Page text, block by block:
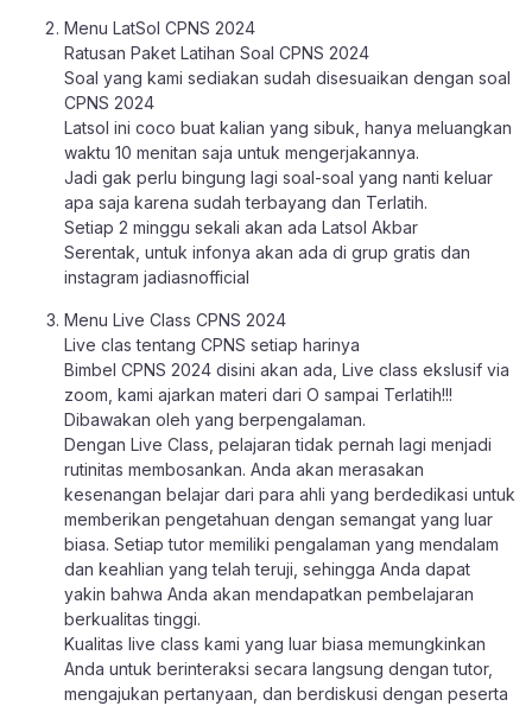
Menu LatSol CPNS 2024
Ratusan Paket Latihan Soal CPNS 2024
Soal yang kami sediakan sudah disesuaikan dengan soal
CPNS 2024
Latsol ini coco buat kalian yang sibuk, hanya meluangkan
waktu 10 menitan saja untuk mengerjakannya.
Jadi gak perlu bingung lagi soal-soal yang nanti keluar
apa saja karena sudah terbayang dan Terlatih.
Setiap 2 minggu sekali akan ada Latsol Akbar
Serentak, untuk infonya akan ada di grup gratis dan
instagram jadiasnofficial
Menu Live Class CPNS 2024
Live clas tentang CPNS setiap harinya
Bimbel CPNS 2024 disini akan ada, Live class ekslusif via
zoom, kami ajarkan materi dari O sampai Terlatih!!!
Dibawakan oleh yang berpengalaman.
Dengan Live Class, pelajaran tidak pernah lagi menjadi
rutinitas membosankan. Anda akan merasakan
kesenangan belajar dari para ahli yang berdedikasi untuk
memberikan pengetahuan dengan semangat yang luar
biasa. Setiap tutor memiliki pengalaman yang mendalam
dan keahlian yang telah teruji, sehingga Anda dapat
yakin bahwa Anda akan mendapatkan pembelajaran
berkualitas tinggi.
Kualitas live class kami yang luar biasa memungkinkan
Anda untuk berinteraksi secara langsung dengan tutor,
mengajukan pertanyaan, dan berdiskusi dengan peserta